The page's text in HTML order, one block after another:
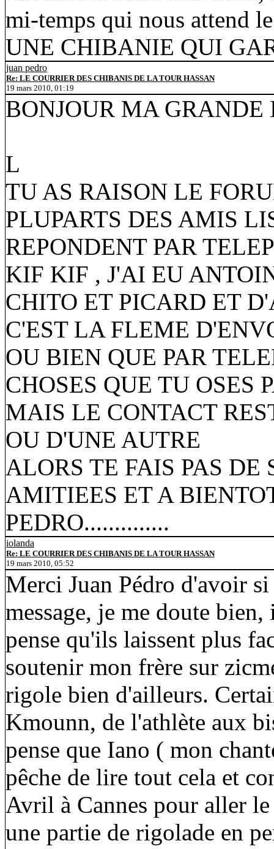
mi-temps qui nous attend
UNE CHIBANIE QUI
juan pedro
Re: LE COURRIER DES CHIBANIS DE LA TOUR HASSAN
19 mars 2010, 01:19
BONJOUR MA
L
TU AS RAISON LE
PLUPARTS DES AMIS
REPONDENT PAR
KIF KIF , J'AI EU
CHITO ET PICARD ET
C'EST LA FLEME
OU BIEN QUE PAR
CHOSES QUE TU OSES
MAIS LE CONTACT
OU D'UNE AUTRE
ALORS TE FAIS PAS DE
AMITIEES ET A
PEDRO..............
iolanda
Re: LE COURRIER DES CHIBANIS DE LA TOUR HASSAN
19 mars 2010, 05:52
Merci Juan Pédro d'avoir
message, je me doute
pense qu'ils laissent plus
soutenir mon frère sur
rigole bien d'ailleurs.
Kmounn, de l'athlète aux
pense que Iano ( mon
pêche de lire tout cela et
Avril à Cannes pour aller
une partie de rigolade en